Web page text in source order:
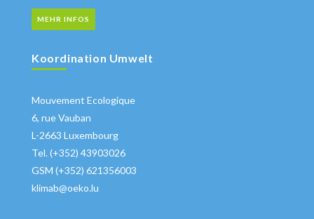
MEHR INFOS
Koordination Umwelt
Mouvement Ecologique
6, rue Vauban
L-2663 Luxembourg
Tel. (+352) 43903026
GSM (+352) 621356003
klimab@oeko.lu